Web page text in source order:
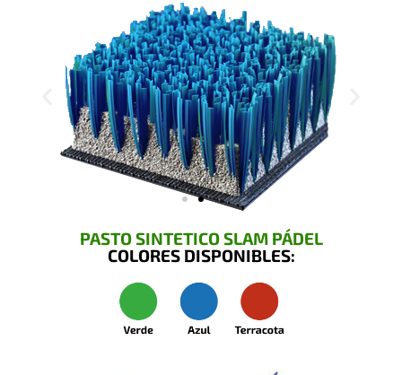
PASTO SINTETICO SLAM PÁDEL
COLORES DISPONIBLES: